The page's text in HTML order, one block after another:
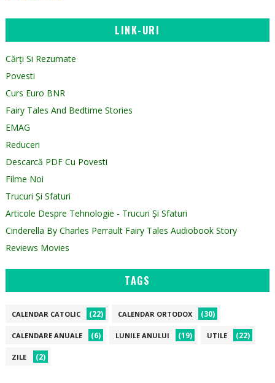
LINK-URI
Cărți Si Rezumate
Povesti
Curs Euro BNR
Fairy Tales And Bedtime Stories
EMAG
Reduceri
Descarcă PDF Cu Povesti
Filme Noi
Trucuri Și Sfaturi
Articole Despre Tehnologie - Trucuri Și Sfaturi
Cinderella By Charles Perrault Fairy Tales Audiobook Story
Reviews Movies
TAGS
CALENDAR CATOLIC (22) CALENDAR ORTODOX (30)
CALENDARE ANUALE (6) LUNILE ANULUI (19) UTILE (22)
ZILE (2)